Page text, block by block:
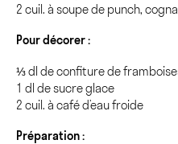
2 cuil. à soupe de punch,
Pour décorer :
⅓ dl de confiture de
1 dl de sucre glace
2 cuil. à café d’eau froide
Préparation :